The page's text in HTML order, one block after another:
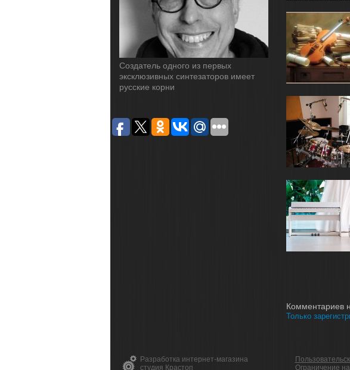
Cоздатель одного из первых
эксклюзивных синтезаторов имеет
русские корни
Комментариев
Только
Разработка интернет-магазина
студия Крастоп
Ограничение